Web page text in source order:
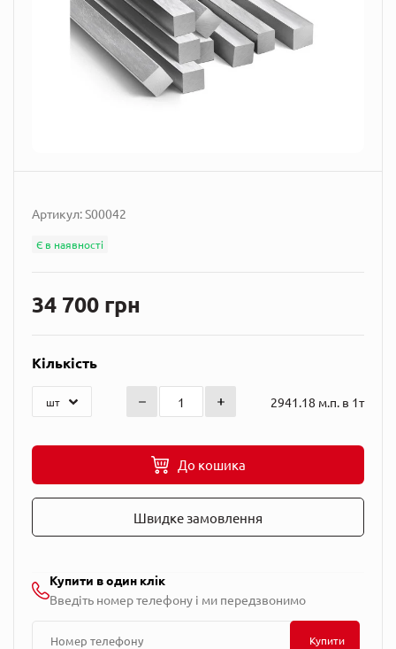
Артикул:S00042
Є в наявності
34 700 грн
Кількість
2941.18 м.п. в 1т
До кошика
Швидке замовлення
Купити в один клік
Введіть номер телефону і ми передзвонимо
Купити